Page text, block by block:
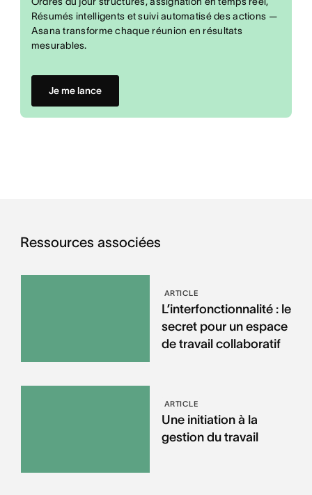
Résumés intelligents et suivi automatisé des actions —
Asana transforme chaque réunion en résultats
mesurables.
Je me lance
Ressources associées
ARTICLE
L’interfonctionnalité : le
secret pour un espace
de travail collaboratif
ARTICLE
Une initiation à la
gestion du travail